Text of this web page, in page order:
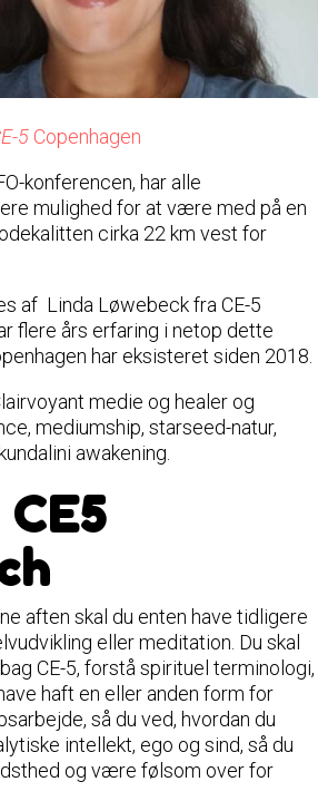
5 Copenhagen
konferencen, har alle
mulighed for at være med på en
cirka 22 km vest for
af Linda Løwebeck fra CE-5
flere års erfaring i netop dette
har eksisteret siden 2018.
medie og healer og
mediumship, starseed-natur,
awakening.
aften skal du enten have tidligere
eller meditation. Du skal
CE-5, forstå spirituel terminologi,
haft en eller anden form for
så du ved, hvordan du
intellekt, ego og sind, så du
og være følsom over for